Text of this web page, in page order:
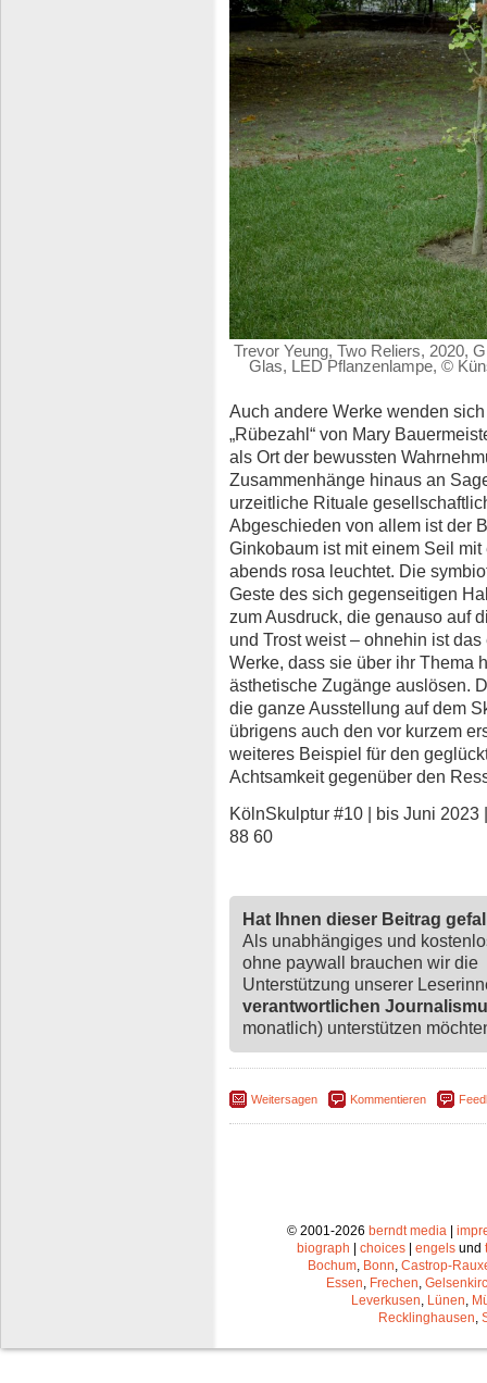
Trevor Yeung, Two Reliers, 2020,
Glas, LED Pflanzenlampe, ©
Auch andere Werke wenden
„Rübezahl“ von Mary
als Ort der bewussten
Zusammenhänge hinaus an
urzeitliche Rituale
Abgeschieden von allem ist der
Ginkobaum ist mit einem Seil
abends rosa leuchtet. Die
Geste des sich gegenseitigen
zum Ausdruck, die genauso auf
und Trost weist – ohnehin ist
Werke, dass sie über ihr Thema
ästhetische Zugänge auslösen.
die ganze Ausstellung auf dem
übrigens auch den vor kurzem
weiteres Beispiel für den
Achtsamkeit gegenüber den
KölnSkulptur #10 | bis Juni
88 60
Hat Ihnen dieser Beitrag
Als unabhängiges und
ohne paywall brauchen wir die
Unterstützung unserer
verantwortlichen
monatlich) unterstützen
Weitersagen Kommentieren
© 2001-2026 berndt media |
biograph | choices | engels und
Bochum Bonn Castrop-
Essen Frechen
Leverkusen Lünen
Recklinghausen